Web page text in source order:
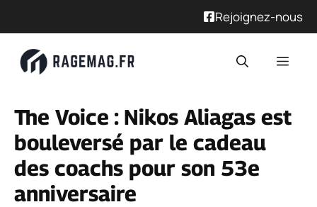
Rejoignez-nous
The Voice : Nikos Aliagas est
bouleversé par le cadeau
des coachs pour son 53e
anniversaire